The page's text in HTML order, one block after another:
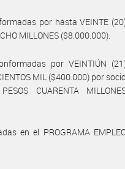
por hasta VEINTE
MILLONES ($8.000.000).
por VEINTIÚN
MIL ($400.000) por
CUARENTA
en el PROGRAMA